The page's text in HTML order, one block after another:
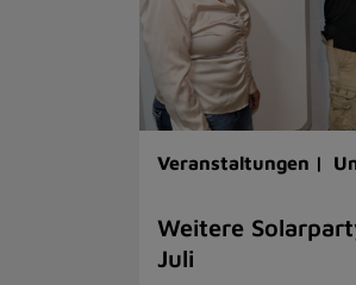
Veranstaltungen |
Weitere
Juli